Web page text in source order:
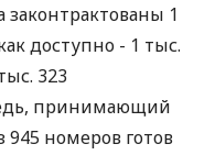
1
доступно - 1 тыс.
323
принимающий
номеров готов